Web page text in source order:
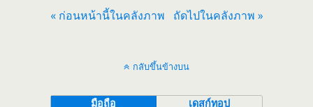
« ก่อนหน้านี้ในคลังภาพ ถัดไปในคลังภาพ »
กลับขึ้นข้างบน
มือถือ เดสก์ทอป